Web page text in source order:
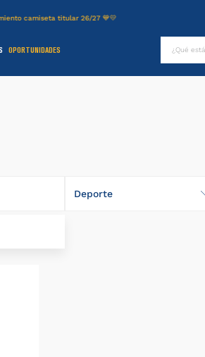
camiseta titular 26/27 💙💛
OPORTUNIDADES
Deporte